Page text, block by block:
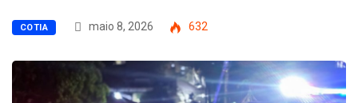
COTIA maio 8, 2026 632